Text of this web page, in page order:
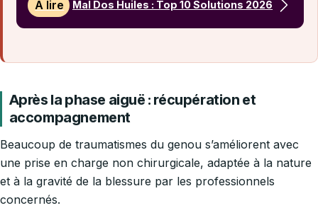
À lire Mal Dos Huiles : Top 10 Solutions 2026
Après la phase aiguë : récupération et
accompagnement
Beaucoup de traumatismes du genou s’améliorent avec
une prise en charge non chirurgicale, adaptée à la nature
et à la gravité de la blessure par les professionnels
concernés.